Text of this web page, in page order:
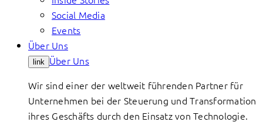
Social Media
Events
Über Uns
link Über Uns
Wir sind einer der weltweit führenden Partner für
Unternehmen bei der Steuerung und Transformation
ihres Geschäfts durch den Einsatz von Technologie.